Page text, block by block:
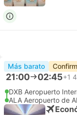
Más barato
21:00 02:45+1
DXB Aeropuerto
ALA Aeropuerto de